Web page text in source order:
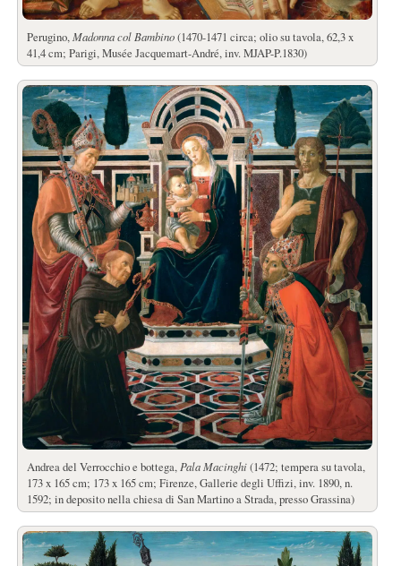
Perugino, Madonna col Bambino(1470-1471 circa; olio su tavola, 62,3 x
41,4 cm; Parigi, Musée Jacquemart-André, inv. MJAP-P.1830)
Andrea del Verrocchio e bottega, Pala Macinghi(1472; tempera su tavola,
173 x 165 cm; 173 x 165 cm; Firenze, Gallerie degli Uffizi, inv. 1890, n.
1592; in deposito nella chiesa di San Martino a Strada, presso Grassina)